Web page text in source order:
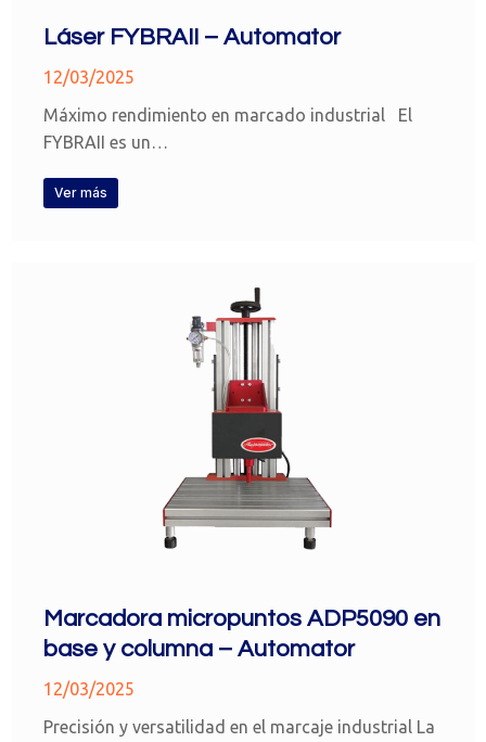
Láser FYBRAII – Automator
12/03/2025
Máximo rendimiento en marcado industrial El
FYBRAII es un…
Ver más
Marcadora micropuntos ADP5090 en
base y columna – Automator
12/03/2025
Precisión y versatilidad en el marcaje industrial La